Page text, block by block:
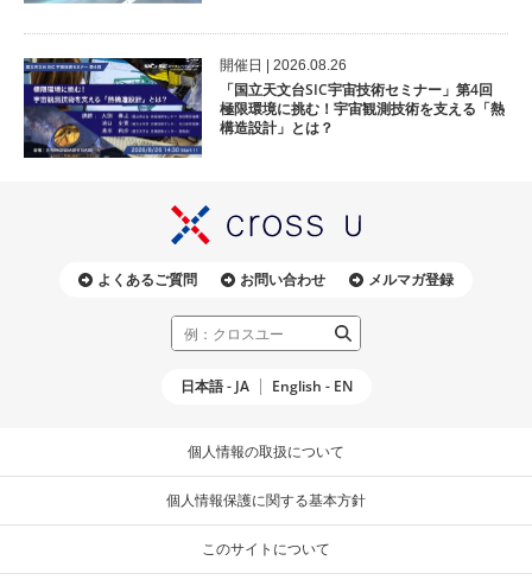
開催⽇ | 2026.08.26
「国立天文台SIC宇宙技術セミナー」第4回
極限環境に挑む！宇宙観測技術を支える「熱
構造設計」とは？
よくあるご質問 お問い合わせ メルマガ登録
日本語 - JA English - EN
個人情報の取扱について
個人情報保護に関する基本方針
このサイトについて